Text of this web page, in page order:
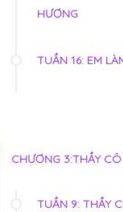
HƯƠNG
TUẦN 16: EM
CHƯƠNG 3:THẦY
TUẦN 9: THẦY